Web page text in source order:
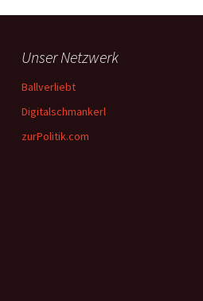
Unser Netzwerk
Ballverliebt
Digitalschmankerl
zurPolitik.com